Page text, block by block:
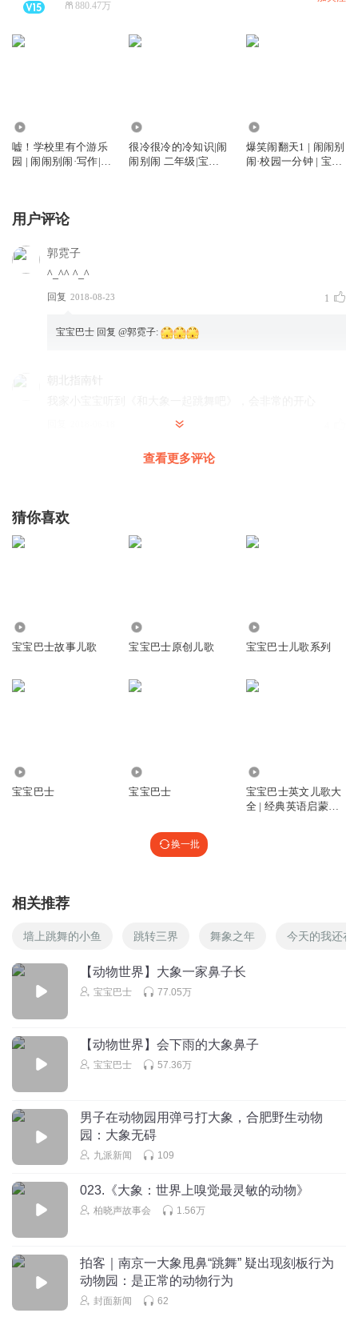
轻轻的，跺跺脚！
重重的，跺跺脚！
大家都来吧! 哈!
一起跳舞吧! 呼哈!
大家准备好！ 哈！
一起跺跺脚！ 咚咚!
开心的跳舞吧! 呼哈!
大家都来吧！ 哈！
大家都来吧！ 哈！
880.47万
嘘！学校里有个游乐
园 | 闹闹别闹·写作|宝
很冷很冷的冷知识|闹
闹别闹 二年级|宝宝
爆笑闹翻天1 | 闹闹别
闹·校园一分钟 | 宝宝
用户评论
郭霓子
^_^^ ^_^
回复 2018-08-23 1
宝宝巴士 回复 @郭霓子:
朝北指南针
朝北指南针:
这是对我们最大的奖励，超级
听友228039129
回复 2018-08-28 3
朝烟伴柳 太开心了，小宝贝会喜欢~
哭哈哈哈个官方方法体育犹犹豫豫vvgghggggffggg价格法规和
s qu p s q de
回复
宝宝巴士回复 @蓝戈_is : 来跳舞吧，跳跳跳跳跳。
听友111217147
hb..............jpg
回复
听友41237981
刀具 ;一一-
宝宝巴士回复 @听友41237981 :
乐观的小阳羊
😁😁😁😁😁😁😁😁😁😁😁😁😁😁😁😁😁😁😁😁😁😁😁😁
😁😁😁😁😁😁😁😁😁😁😁😁😁😁😁😁😁😁😔😁😁😔😔😁
😁😁😁😁😁😁😁😁😁😁😁😁😁😁😁😁😁😁😁😁😁😁😁😁
查看更多评论
猜你喜欢
宝宝巴士故事儿歌 宝宝巴士原创儿歌 宝宝巴士儿歌系列
宝宝巴士 宝宝巴士
宝宝巴士英文儿歌大
全 | 经典英语启蒙儿
换一批
相关推荐
墙上跳舞的小鱼 跳转三界 舞象之年 今天的我还在
【动物世界】大象一家鼻子长
宝宝巴士 77.05万
【动物世界】会下雨的大象鼻子
宝宝巴士 57.36万
男子在动物园用弹弓打大象，合肥野生动物
园：大象无碍
九派新闻 109
023.《大象：世界上嗅觉最灵敏的动物》
柏晓声故事会 1.56万
拍客｜南京一大象甩鼻“跳舞” 疑出现刻板行为
动物园：是正常的动物行为
封面新闻 62